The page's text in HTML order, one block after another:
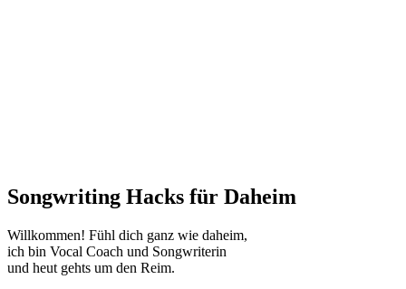
Songwriting Hacks für Daheim
Willkommen! Fühl dich ganz wie daheim,
ich bin Vocal Coach und Songwriterin
und heut gehts um den Reim.